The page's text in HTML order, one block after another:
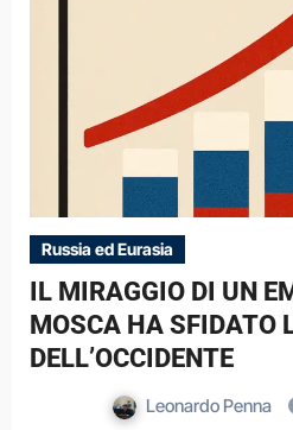
Russia ed Eurasia
IL MIRAGGIO DI UN EMBARGO: COME
MOSCA HA SFIDATO
DELL’OCCIDENTE
Leonardo Penna